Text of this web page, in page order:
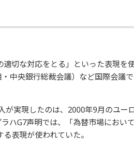
切な対応をとる」といった表現を
中央銀行総裁会議）など国際会議
が実現したのは、2000年9月のユー
ハG7声明では、「為替市場におい
表現が使われていた。